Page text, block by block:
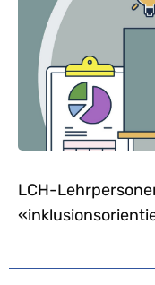
LCH-